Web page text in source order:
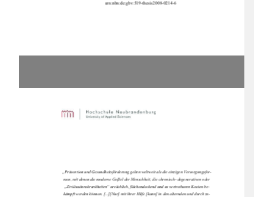
  urn:nbn:de:gbv:519-thesis2008-0214-6
„Prävention und Gesundheitsförderung gelten weltweit als die einzigen Versorgungsfor-
men, mit denen die moderne Geißel der Menschheit, die chronisch- degenerativen oder
„Zivilisationskrankheiten“ ursächlich, flächendeckend und zu vertretbaren Kosten be-
kämpft werden können. [...][Nur] mit ihrer Hilfe [kann] in den alternden und durch zu-